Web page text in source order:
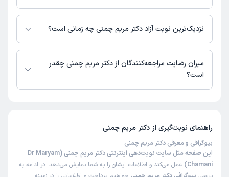
در حال حاضر اطلاعاتی درباره ارائه ویزیت آنلاین توسط دکتر مریم چمنی در
دسترس نیست. برای دریافت اطلاعات دقیق‌تر، لطفاً با مطب تماس بگیرید.
نزدیک‌ترین نوبت آزاد دکتر مریم چمنی چه زمانی است؟
زمان نوبت‌دهی و پذیرش بیماران با هماهنگی مطب مشخص می‌شود.
میزان رضایت مراجعه‌کنندگان از دکتر مریم چمنی چقدر
است؟
راهنمای نوبت‌گیری از دکتر مریم چمنی
بیوگرافی و معرفی دکتر مریم چمنی
این صفحه مثل سایت نوبت‌دهی اینترنتی دکتر مریم چمنی (Dr Maryam
Chamani)
عمل می‌کند و اطلاعات ایشان را به شما نمایش می‌دهد. در ادامه به